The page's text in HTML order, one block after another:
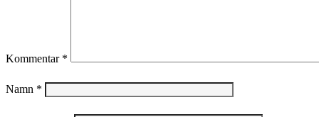
Kommentar *
Namn *